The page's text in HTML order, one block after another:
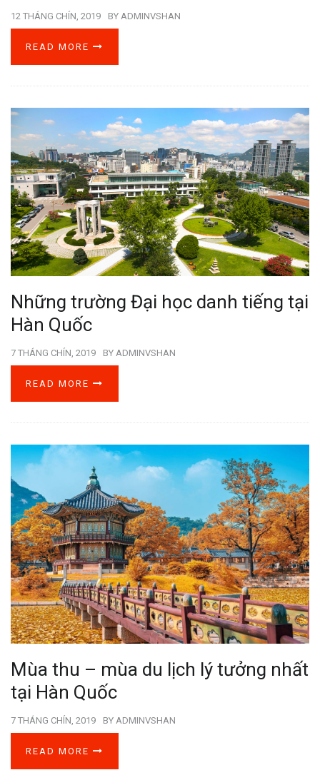
12 THÁNG CHÍN, 2019 BY ADMINVSHAN
READ MORE
Những trường Đại học danh tiếng tại
Hàn Quốc
7 THÁNG CHÍN, 2019 BY ADMINVSHAN
READ MORE
Mùa thu – mùa du lịch lý tưởng nhất
tại Hàn Quốc
7 THÁNG CHÍN, 2019 BY ADMINVSHAN
READ MORE